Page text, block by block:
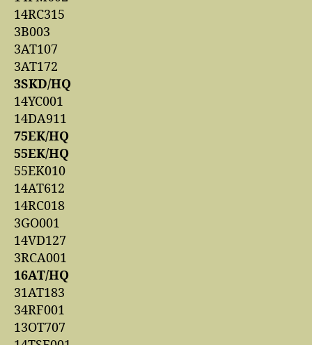
14RC315
3B003
3AT107
3AT172
3SKD/HQ
14YC001
14DA911
75EK/HQ
55EK/HQ
55EK010
14AT612
14RC018
3GO001
14VD127
3RCA001
16AT/HQ
31AT183
34RF001
13OT707